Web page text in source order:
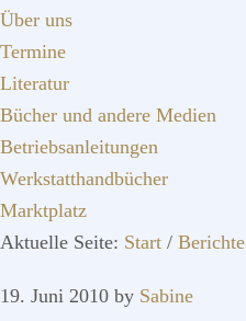
Über uns
Termine
Literatur
Bücher und andere Medien
Betriebsanleitungen
Werkstatthandbücher
Marktplatz
Aktuelle Seite: Start / Berichte
19. Juni 2010 by Sabine